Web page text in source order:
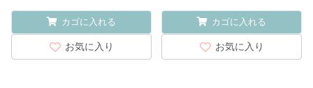
カゴに入れる
お気に入り
カゴに入れる
お気に入り